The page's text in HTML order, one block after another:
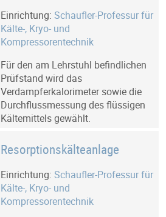
Einrichtung: Schaufler-Professur für
Kälte-, Kryo- und
Kompressorentechnik
Für den am Lehrstuhl befindlichen
Prüfstand wird das
Verdampferkalorimeter sowie die
Durchflussmessung des flüssigen
Kältemittels gewählt.
Resorptionskälteanlage
Einrichtung: Schaufler-Professur für
Kälte-, Kryo- und
Kompressorentechnik